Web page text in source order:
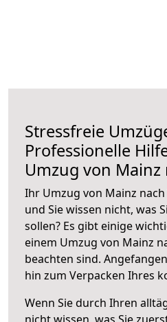
Stressfreie
Professionelle
Umzug von Mainz
Ihr Umzug von Mainz
und Sie wissen nicht, was
sollen? Es gibt einige
einem Umzug von Mainz
beachten sind.
hin zum Verpacken Ihres
Wenn Sie durch Ihren